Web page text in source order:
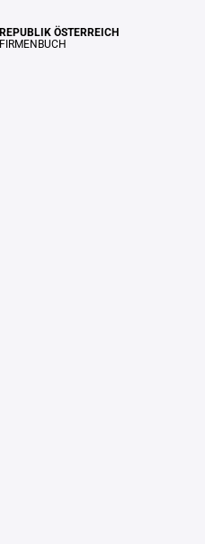
REPUBLIK ÖSTERREICH
FIRMENBUCH